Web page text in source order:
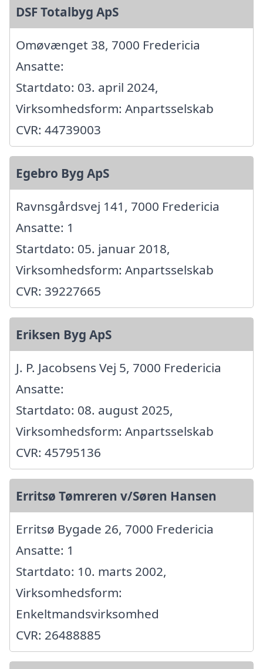
DSF Totalbyg ApS
Omøvænget 38, 7000 Fredericia
Ansatte:
Startdato: 03. april 2024,
Virksomhedsform: Anpartsselskab
CVR: 44739003
Egebro Byg ApS
Ravnsgårdsvej 141, 7000 Fredericia
Ansatte: 1
Startdato: 05. januar 2018,
Virksomhedsform: Anpartsselskab
CVR: 39227665
Eriksen Byg ApS
J. P. Jacobsens Vej 5, 7000 Fredericia
Ansatte:
Startdato: 08. august 2025,
Virksomhedsform: Anpartsselskab
CVR: 45795136
Erritsø Tømreren v/Søren Hansen
Erritsø Bygade 26, 7000 Fredericia
Ansatte: 1
Startdato: 10. marts 2002,
Virksomhedsform:
Enkeltmandsvirksomhed
CVR: 26488885